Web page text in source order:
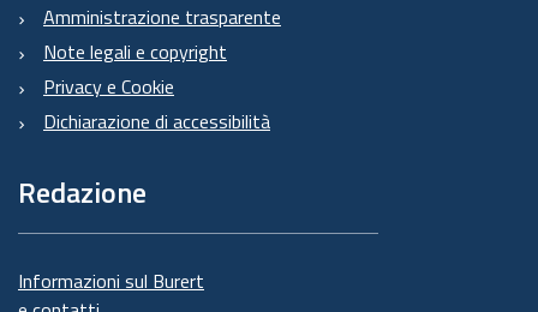
Amministrazione trasparente
Note legali e copyright
Privacy e Cookie
Dichiarazione di accessibilità
Redazione
Informazioni sul Burert